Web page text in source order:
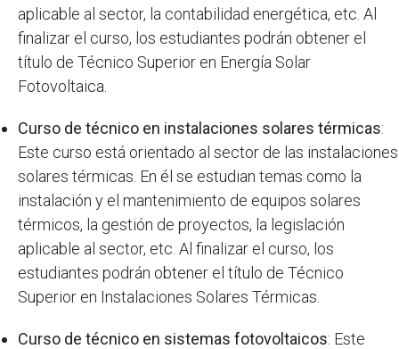
aplicable al sector, la contabilidad energética, etc. Al
finalizar el curso, los estudiantes podrán obtener el
título de Técnico Superior en Energía Solar
Fotovoltaica.
Curso de técnico en instalaciones solares térmicas:
Este curso está orientado al sector de las instalaciones
solares térmicas. En él se estudian temas como la
instalación y el mantenimiento de equipos solares
térmicos, la gestión de proyectos, la legislación
aplicable al sector, etc. Al finalizar el curso, los
estudiantes podrán obtener el título de Técnico
Superior en Instalaciones Solares Térmicas.
Curso de técnico en sistemas fotovoltaicos: Este